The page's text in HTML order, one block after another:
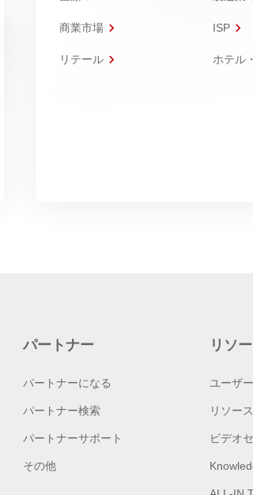
商業市場 ISP
リテール ホテル
パートナー
パートナーになる
パートナー検索
パートナーサポート
その他
リソ
ユーザ
リソー
ビデオ